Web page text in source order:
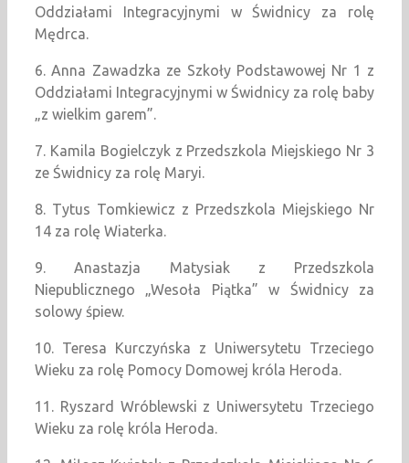
Oddziałami Integracyjnymi w Świdnicy za rolę
Mędrca.
6. Anna Zawadzka ze Szkoły Podstawowej Nr 1 z
Oddziałami Integracyjnymi w Świdnicy za rolę baby
„z wielkim garem”.
7. Kamila Bogielczyk z Przedszkola Miejskiego Nr 3
ze Świdnicy za rolę Maryi.
8. Tytus Tomkiewicz z Przedszkola Miejskiego Nr
14 za rolę Wiaterka.
9. Anastazja Matysiak z Przedszkola
Niepublicznego „Wesoła Piątka” w Świdnicy za
solowy śpiew.
10. Teresa Kurczyńska z Uniwersytetu Trzeciego
Wieku za rolę Pomocy Domowej króla Heroda.
11. Ryszard Wróblewski z Uniwersytetu Trzeciego
Wieku za rolę króla Heroda.